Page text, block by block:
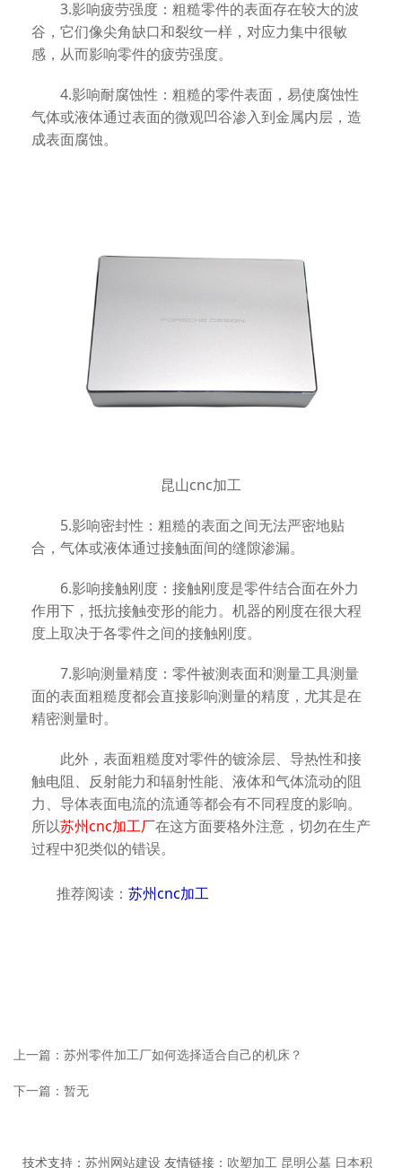
3.影响疲劳强度：粗糙零件的表面存在较大的波
谷，它们像尖角缺口和裂纹一样，对应力集中很敏
感，从而影响零件的疲劳强度。
4.影响耐腐蚀性：粗糙的零件表面，易使腐蚀性
气体或液体通过表面的微观凹谷渗入到金属内层，造
成表面腐蚀。
昆山cnc加工
5.影响密封性：粗糙的表面之间无法严密地贴
合，气体或液体通过接触面间的缝隙渗漏。
6.影响接触刚度：接触刚度是零件结合面在外力
作用下，抵抗接触变形的能力。机器的刚度在很大程
度上取决于各零件之间的接触刚度。
7.影响测量精度：零件被测表面和测量工具测量
面的表面粗糙度都会直接影响测量的精度，尤其是在
精密测量时。
此外，表面粗糙度对零件的镀涂层、导热性和接
触电阻、反射能力和辐射性能、液体和气体流动的阻
力、导体表面电流的流通等都会有不同程度的影响。
所以苏州cnc加工厂在这方面要格外注意，切勿在生产
过程中犯类似的错误。
推荐阅读： 苏州cnc加工
上一篇： 苏州零件加工厂如何选择适合自己的机床？
下一篇：暂无
技术支持： 苏州网站建设 友情链接： 吹塑加工 昆明公墓 日本积